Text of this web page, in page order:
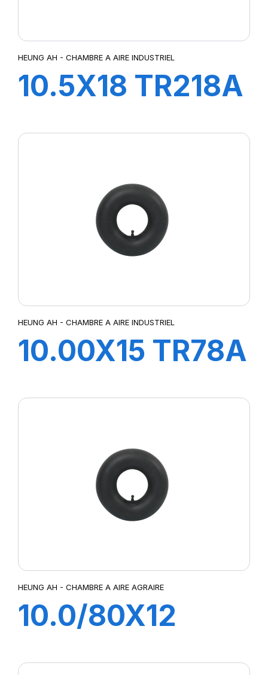
HEUNG AH - CHAMBRE A AIRE INDUSTRIEL
10.5X18 TR218A
HEUNG AH - CHAMBRE A AIRE INDUSTRIEL
10.00X15 TR78A
HEUNG AH - CHAMBRE A AIRE AGRAIRE
10.0/80X12